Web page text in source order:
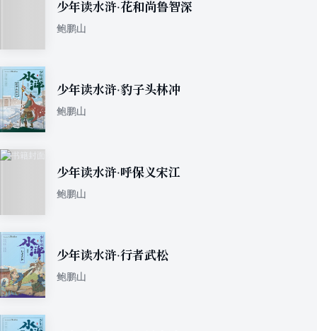
少年读水浒·花和尚鲁智深
鲍鹏山
少年读水浒·豹子头林冲
鲍鹏山
少年读水浒·呼保义宋江
鲍鹏山
少年读水浒·行者武松
鲍鹏山